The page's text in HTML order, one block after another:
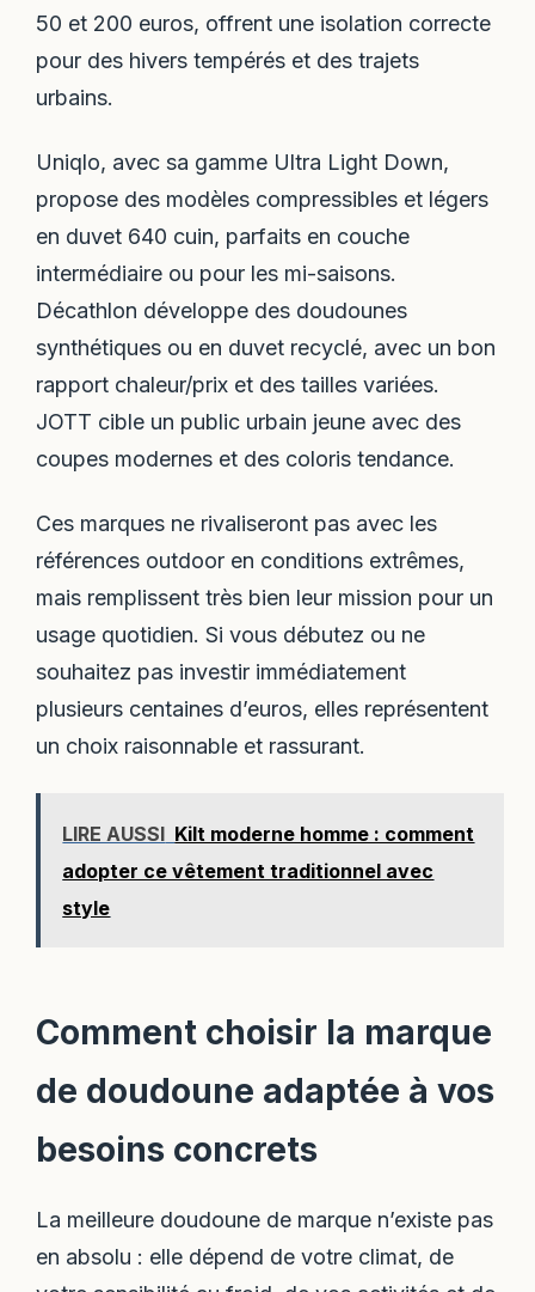
50 et 200 euros, offrent une isolation correcte
pour des hivers tempérés et des trajets
urbains.
Uniqlo, avec sa gamme Ultra Light Down,
propose des modèles compressibles et légers
en duvet 640 cuin, parfaits en couche
intermédiaire ou pour les mi-saisons.
Décathlon développe des doudounes
synthétiques ou en duvet recyclé, avec un bon
rapport chaleur/prix et des tailles variées.
JOTT cible un public urbain jeune avec des
coupes modernes et des coloris tendance.
Ces marques ne rivaliseront pas avec les
références outdoor en conditions extrêmes,
mais remplissent très bien leur mission pour un
usage quotidien. Si vous débutez ou ne
souhaitez pas investir immédiatement
plusieurs centaines d’euros, elles représentent
un choix raisonnable et rassurant.
LIRE AUSSI Kilt moderne homme : comment
adopter ce vêtement traditionnel avec
style
Comment choisir la marque
de doudoune adaptée à vos
besoins concrets
La meilleure doudoune de marque n’existe pas
en absolu : elle dépend de votre climat, de